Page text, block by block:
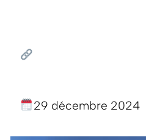
29 décembre 2024